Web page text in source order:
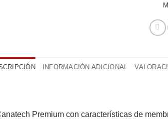
INFORMACIÓN ADICIONAL
Premium con características de